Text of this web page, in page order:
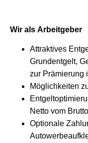
Wir als Arbeitgeber
Attraktives
Grundentgelt,
zur Prämierung
Möglichkeiten
Netto vom
Optionale